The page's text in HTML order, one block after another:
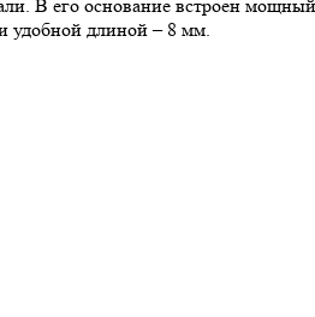
В его основание встроен
удобной длиной – 8 мм.